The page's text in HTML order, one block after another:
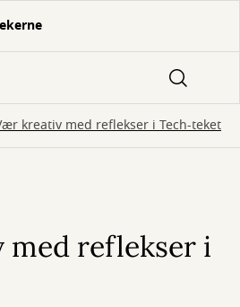
kreativ med reflekser i Tech-teket
reflekser i